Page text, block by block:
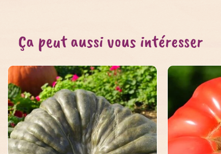
Ça peut aussi vous intéresser